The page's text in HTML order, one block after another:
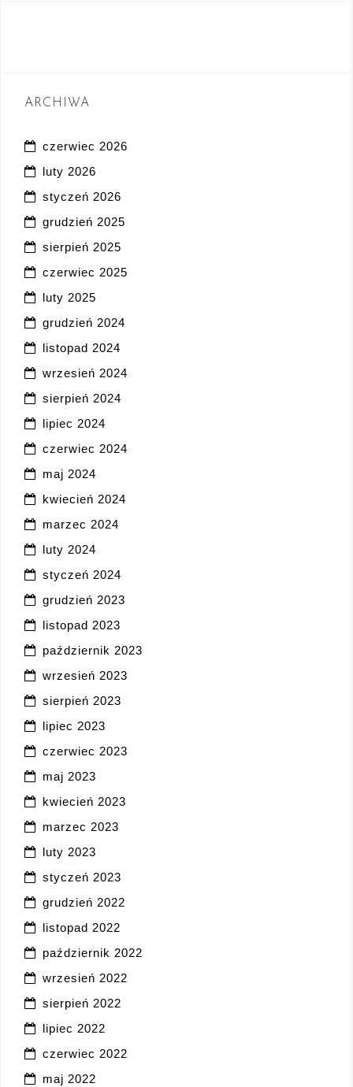
ARCHIWA
czerwiec 2026
luty 2026
styczeń 2026
grudzień 2025
sierpień 2025
czerwiec 2025
luty 2025
grudzień 2024
listopad 2024
wrzesień 2024
sierpień 2024
lipiec 2024
czerwiec 2024
maj 2024
kwiecień 2024
marzec 2024
luty 2024
styczeń 2024
grudzień 2023
listopad 2023
październik 2023
wrzesień 2023
sierpień 2023
lipiec 2023
czerwiec 2023
maj 2023
kwiecień 2023
marzec 2023
luty 2023
styczeń 2023
grudzień 2022
listopad 2022
październik 2022
wrzesień 2022
sierpień 2022
lipiec 2022
czerwiec 2022
maj 2022